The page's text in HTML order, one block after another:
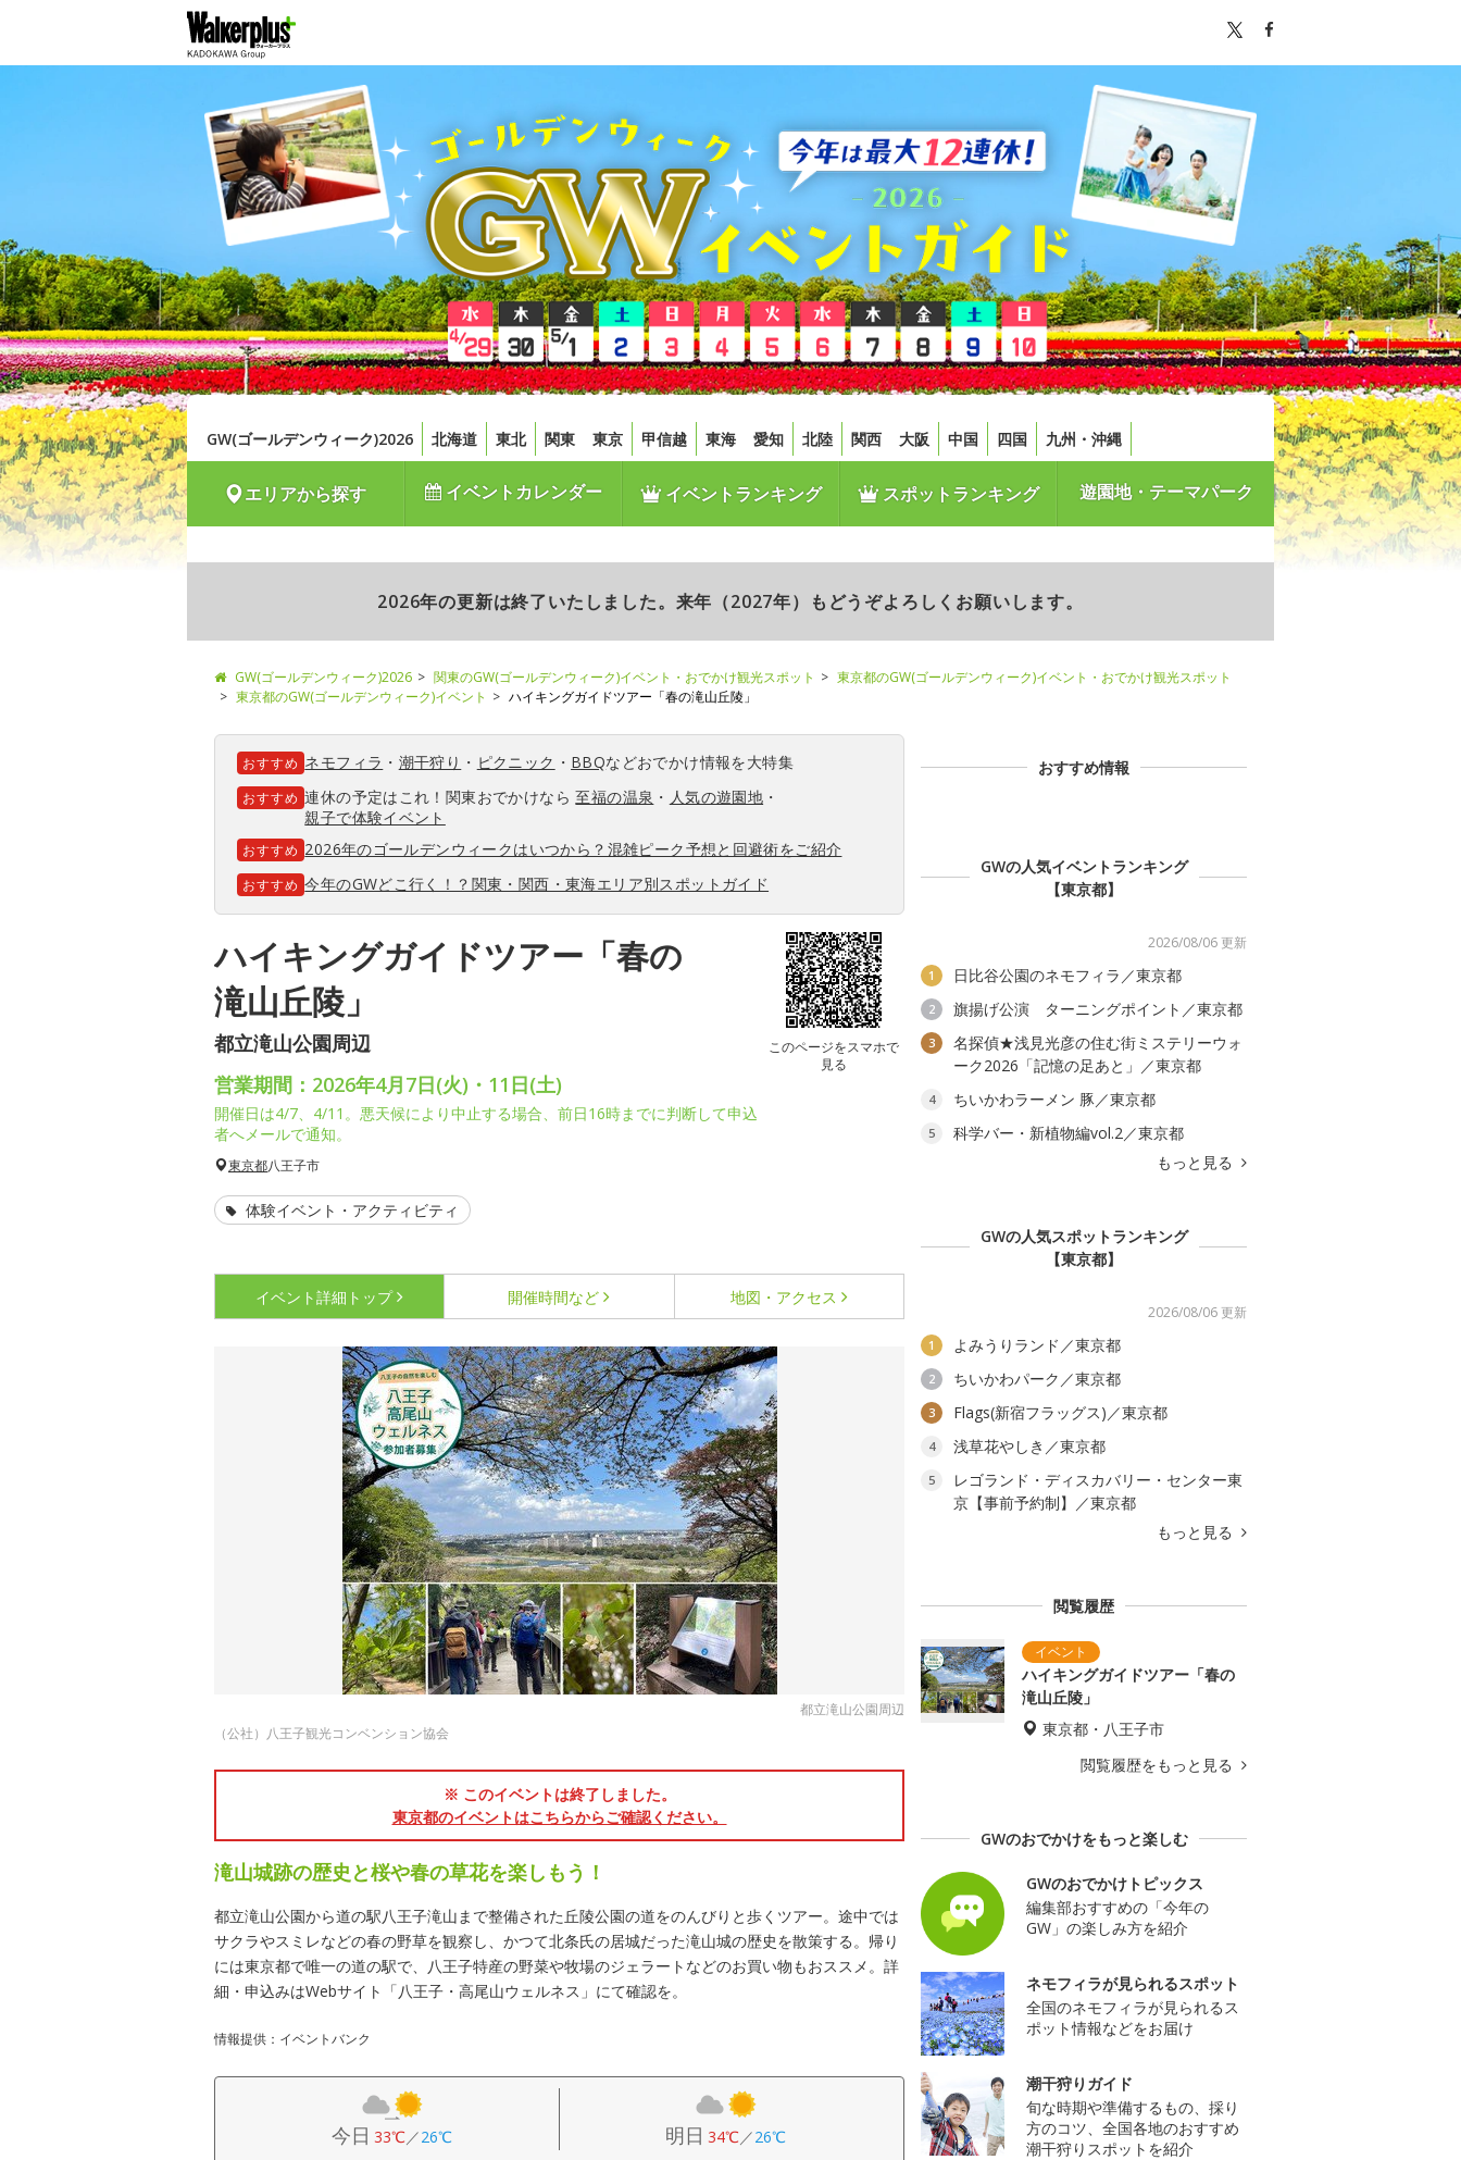
GW(ゴールデンウィーク)2026 北海道 東北 関東 東京 甲信越 東海 愛知 北陸 関西 大阪 中国 四国 九州・沖縄
エリアから探す イベントカレンダー イベントランキング スポットランキング 遊園地・テーマパーク
2026年の更新は終了いたしました。来年（2027年）もどうぞよろしくお願いします。
GW(ゴールデンウィーク)2026 関東のGW(ゴールデンウィーク)イベント・おでかけ観光スポット
東京都のGW(ゴールデンウィーク)イベント・おでかけ観光スポット
東京都のGW(ゴールデンウィーク)イベント
ハイキングガイドツアー「春の滝山丘陵」
おすすめ ネモフィラ ・ 潮干狩り ・ ピクニック ・ BBQなどおでかけ情報を大特集
おすすめ 連休の予定はこれ！関東おでかけなら至福の温泉 ・ 人気の遊園地 ・
親子で体験イベント
おすすめ 2026年のゴールデンウィークはいつから？混雑ピーク予想と回避術をご紹介
おすすめ 今年のGWどこ行く！？関東・関西・東海エリア別スポットガイド
ハイキングガイドツアー「春の
滝山丘陵」
都立滝山公園周辺
このページをスマホで
見る
営業期間：2026年4月7日(火)・11日(土)
開催日は4/7、4/11。悪天候により中止する場合、前日16時までに判断して申込
者へメールで通知。
東京都八王子市
体験イベント・アクティビティ
イベント詳細 トップ 開催時間など 地図・アクセス
都立滝山公園周辺
（公社）八王子観光コンベンション協会
※ このイベントは終了しました。
東京都のイベントはこちらからご確認ください。
滝山城跡の歴史と桜や春の草花を楽しもう！
都立滝山公園から道の駅八王子滝山まで整備された丘陵公園の道をのんびりと歩くツアー。途中では
サクラやスミレなどの春の野草を観察し、かつて北条氏の居城だった滝山城の歴史を散策する。帰り
には東京都で唯一の道の駅で、八王子特産の野菜や牧場のジェラートなどのお買い物もおススメ。詳
細・申込みはWebサイト「八王子・高尾山ウェルネス」にて確認を。
情報提供：イベントバンク
今日 33℃／26℃ 明日 34℃／26℃
おすすめ情報
GWの人気イベントランキング
【東京都】
2026/08/06 更新
1 日比谷公園のネモフィラ／東京都
2 旗揚げ公演 ターニングポイント／東京都
3
名探偵★浅見光彦の住む街ミステリーウォ
ーク2026「記憶の足あと」／東京都
4 ちいかわラーメン 豚／東京都
5
科学バー・新植物編vol.2／東京都
もっと見る
GWの人気スポットランキング
【東京都】
2026/08/06 更新
1 よみうりランド／東京都
2 ちいかわパーク／東京都
3 Flags(新宿フラッグス)／東京都
4 浅草花やしき／東京都
5
レゴランド・ディスカバリー・センター東
京【事前予約制】／東京都
もっと見る
閲覧履歴
ハイキングガイドツアー「春の
滝山丘陵」
東京都・八王子市
閲覧履歴をもっと見る
GWのおでかけをもっと楽しむ
GWのおでかけトピックス
編集部おすすめの「今年の
GW」の楽しみ方を紹介
ネモフィラが見られるスポット
全国のネモフィラが見られるス
ポット情報などをお届け
潮干狩りガイド
旬な時期や準備するもの、採り
方のコツ、全国各地のおすすめ
潮干狩りスポットを紹介